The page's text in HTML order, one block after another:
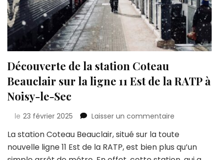
Découverte de la station Coteau
Beauclair sur la ligne 11 Est de la RATP à
Noisy-le-Sec
le 23 février 2025 Laisser un commentaire
de
la
station
La station Coteau Beauclair, situé sur la toute
nouvelle ligne 11 Est de la RATP, est bien plus qu’un